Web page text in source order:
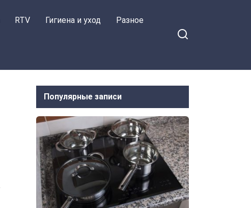
RTV Гигиена и уход Разное
Популярные записи